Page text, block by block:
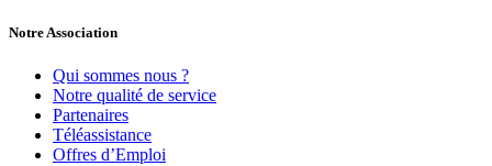
Notre Association
Qui sommes nous ?
Notre qualité de service
Partenaires
Téléassistance
Offres d’Emploi